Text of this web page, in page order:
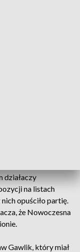
działaczy
na listach
opuściło partię.
że Nowoczesna
Gawlik, który miał